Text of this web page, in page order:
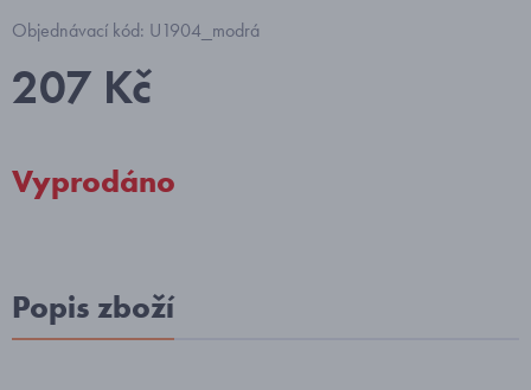
Objednávací kód: U1904_modrá
207 Kč
Vyprodáno
Popis zboží